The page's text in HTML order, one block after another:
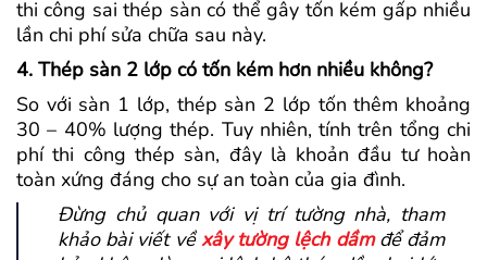
thi công sai thép sàn có thể gây tốn kém gấp nhiều
lần chi phí sửa chữa sau này.
4. Thép sàn 2 lớp có tốn kém hơn nhiều không?
So với sàn 1 lớp, thép sàn 2 lớp tốn thêm khoảng
30 – 40% lượng thép. Tuy nhiên, tính trên tổng chi
phí thi công thép sàn, đây là khoản đầu tư hoàn
toàn xứng đáng cho sự an toàn của gia đình.
Đừng chủ quan với vị trí tường nhà, tham
khảo bài viết vềxây tường lệch dầmđể đảm